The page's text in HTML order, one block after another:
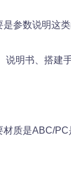
参数说明这类
明书、搭建
质是ABC/PC